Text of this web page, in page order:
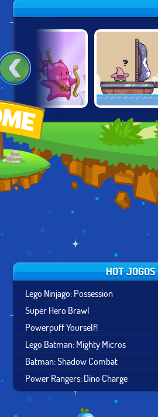
TWIN SHOT 2:
GOOD 'N EVIL
RINGO
HOT
Lego Ninjago: Possession
Super Hero Brawl
Powerpuff Yourself!
Lego Batman: Mighty Micros
Batman: Shadow Combat
Power Rangers: Dino Charge